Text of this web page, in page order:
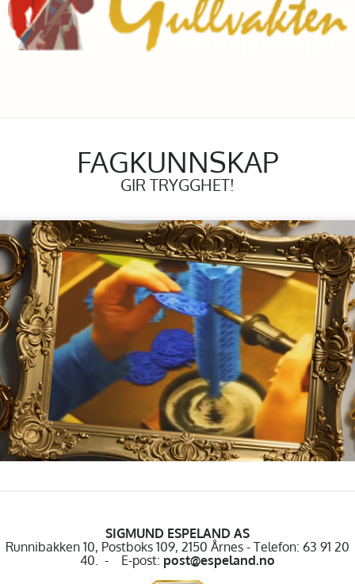
FAGKUNNSKAP
GIR TRYGGHET!
SIGMUND ESPELAND AS
Runnibakken 10, Postboks 109, 2150 Årnes - Telefon: 63 91 20
40. - E-post: post@espeland.no